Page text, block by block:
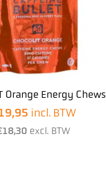
Orange Energy Chews
incl. BTW
18,30 excl. BTW